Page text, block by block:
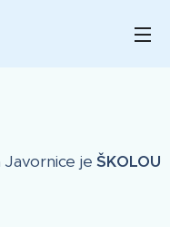
Javornice jeŠKOLOU